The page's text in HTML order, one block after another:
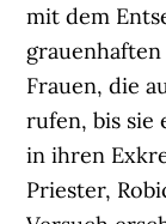
mit dem
grauenhaften
Frauen, die
rufen, bis sie
in ihren
Priester,